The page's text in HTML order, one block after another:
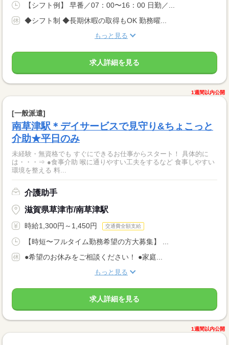
【シフト例】 早番／07：00〜16：00 日勤／...
◆シフト制 ◆長期休暇の取得もOK 勤務曜...
もっと見る
求人詳細を見る
1週間以内公開
[一般派遣]
南草津駅＊デイサービスで見守り&ちょこっと
介助★平日のみ
未経験・無資格でも すぐにできるお仕事からスタート！ 具体的に
は・・・⇒ ●食事介助 喉に通りやすい工夫をするなど 食事しやすい
環境を整える 料...
介護助手
滋賀県草津市/南草津駅
時給1,300円～1,450円 交通費全額支給
【時短〜フルタイム勤務希望の方大募集】 ...
●希望のお休みをご相談ください！ ●家庭...
もっと見る
求人詳細を見る
1週間以内公開